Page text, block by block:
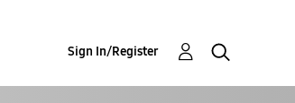
Sign In/Register